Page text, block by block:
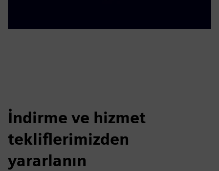
İndirme ve hizmet
tekliflerimizden
yararlanın